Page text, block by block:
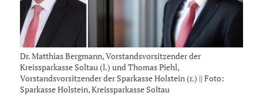
Dr. Matthias Bergmann, Vorstandsvorsitzender der
Kreissparkasse Soltau (l.) und Thomas Piehl,
Vorstandsvorsitzender der Sparkasse Holstein (r.) || Foto:
Sparkasse Holstein, Kreissparkasse Soltau